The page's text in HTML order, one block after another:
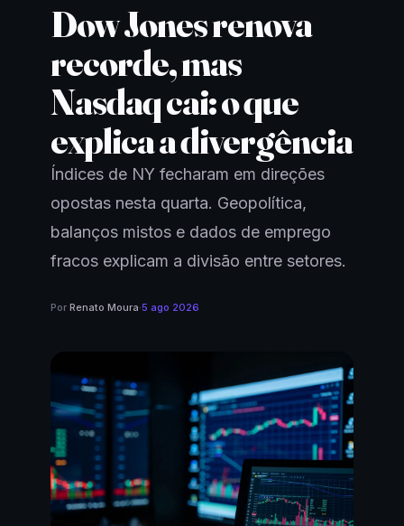
Dow Jones renova
recorde, mas
Nasdaq cai: o que
explica a divergência
Índices de NY fecharam em direções
opostas nesta quarta. Geopolítica,
balanços mistos e dados de emprego
fracos explicam a divisão entre setores.
Por Renato Moura·5 ago 2026